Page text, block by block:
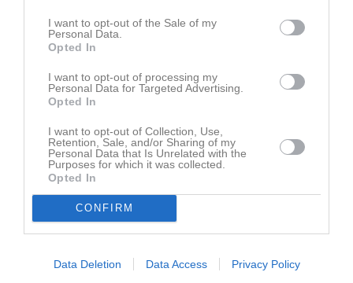
I want to opt-out of the Sale of my
Personal Data.
Opted In
I want to opt-out of processing my
Personal Data for Targeted Advertising.
Opted In
I want to opt-out of Collection, Use,
Retention, Sale, and/or Sharing of my
Personal Data that Is Unrelated with the
Purposes for which it was collected.
Opted In
CONFIRM
Data Deletion Data Access Privacy Policy
Lika i derbyt
Bli månadsgivare till BK Forward
Kommentera
Logga in